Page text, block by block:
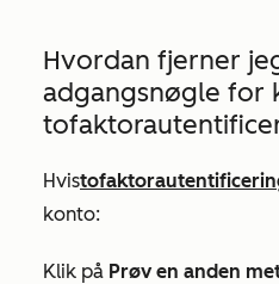
Hvordan fjerner
adgangsnøgle for
Hvis
konto:
Klik på Prøv en anden